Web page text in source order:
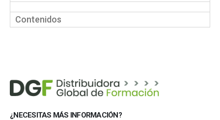
Contenidos
¿NECESITAS MÁS INFORMACIÓN?